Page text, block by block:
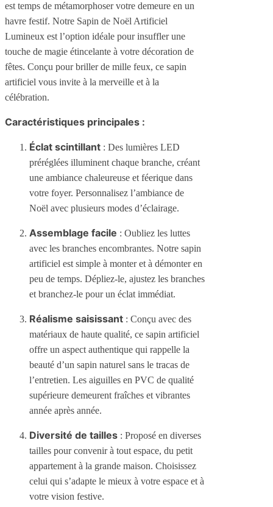
est temps de métamorphoser votre demeure en un
havre festif. Notre Sapin de Noël Artificiel
Lumineux est l’option idéale pour insuffler une
touche de magie étincelante à votre décoration de
fêtes. Conçu pour briller de mille feux, ce sapin
artificiel vous invite à la merveille et à la
célébration.
Caractéristiques principales :
Éclat scintillant : Des lumières LED
préréglées illuminent chaque branche, créant
une ambiance chaleureuse et féerique dans
votre foyer. Personnalisez l’ambiance de
Noël avec plusieurs modes d’éclairage.
Assemblage facile : Oubliez les luttes
avec les branches encombrantes. Notre sapin
artificiel est simple à monter et à démonter en
peu de temps. Dépliez-le, ajustez les branches
et branchez-le pour un éclat immédiat.
Réalisme saisissant : Conçu avec des
matériaux de haute qualité, ce sapin artificiel
offre un aspect authentique qui rappelle la
beauté d’un sapin naturel sans le tracas de
l’entretien. Les aiguilles en PVC de qualité
supérieure demeurent fraîches et vibrantes
année après année.
Diversité de tailles : Proposé en diverses
tailles pour convenir à tout espace, du petit
appartement à la grande maison. Choisissez
celui qui s’adapte le mieux à votre espace et à
votre vision festive.